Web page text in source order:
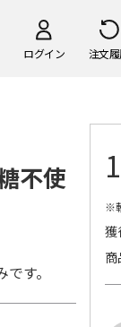
ログイン 注文
不使
す。
※
獲
商